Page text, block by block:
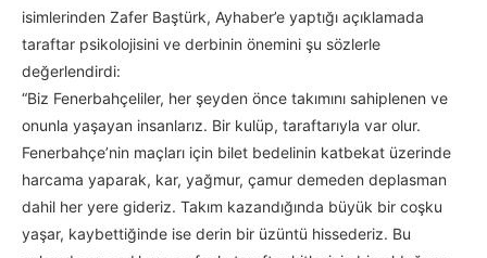
isimlerinden Zafer Baştürk, Ayhaber’e yaptığı açıklamada
taraftar psikolojisini ve derbinin önemini şu sözlerle
değerlendirdi:
“Biz Fenerbahçeliler, her şeyden önce takımını sahiplenen ve
onunla yaşayan insanlarız. Bir kulüp, taraftarıyla var olur.
Fenerbahçe’nin maçları için bilet bedelinin katbekat üzerinde
harcama yaparak, kar, yağmur, çamur demeden deplasman
dahil her yere gideriz. Takım kazandığında büyük bir coşku
yaşar, kaybettiğinde ise derin bir üzüntü hissederiz. Bu